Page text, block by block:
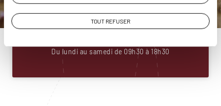
TOUT REFUSER
Construisez votre voyage avec un spécialiste Ethiopie
01 86 95 65 19
Du lundi au samedi de 09h30 à 18h30